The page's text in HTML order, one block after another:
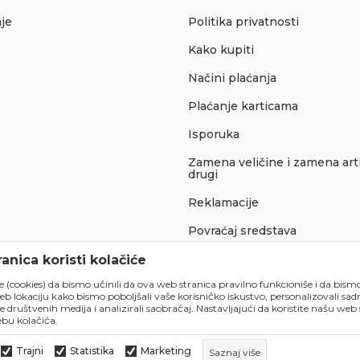
Politika privatnosti
Kako kupiti
Načini plaćanja
Plaćanje karticama
Isporuka
Zamena veličine i zamena
drugi
Reklamacije
Povraćaj sredstava
koristi kolačiće
(cookies) da bismo učinili da ova web stranica pravilno funkcioniše i da
lokaciju kako bismo poboljšali vaše korisničko iskustvo, personalizovali
društvenih medija i analizirali saobraćaj. Nastavljajući da koristite našu web
kolačića.
Trajni Statistika Marketing Saznaj više